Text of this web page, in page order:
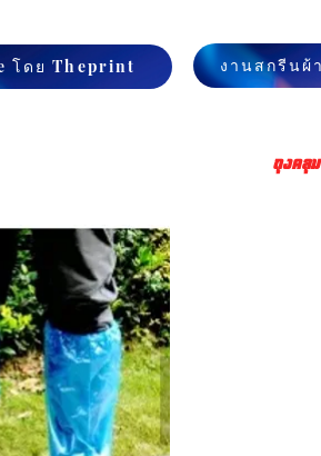
โดย Theprint งานสกรีนผ้
ถุงคลุ